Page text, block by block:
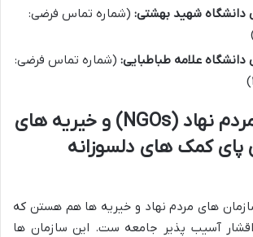
دانشگاه شهید بهشتی: (شماره تماس فرضی:
علامه طباطبایی: (شماره تماس فرضی:
سازمان های مردم نهاد (NGOs) و خیریه های
کمک های دلسوزانه
های مردم نهاد و خیریه ها هم هستن که
آسیب پذیر جامعه ست. این سازمان ها